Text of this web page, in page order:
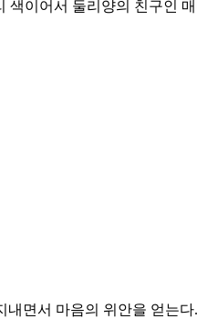
색이어서 둘리양의 친구인
면서 마음의 위안을 얻는